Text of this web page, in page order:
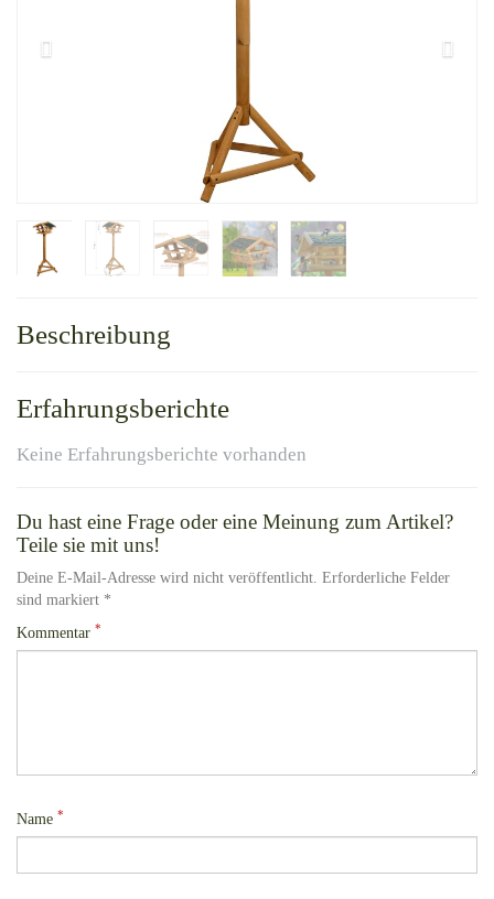
Beschreibung
Erfahrungsberichte
Keine Erfahrungsberichte vorhanden
Du hast eine Frage oder eine Meinung zum Artikel?
Teile sie mit uns!
Deine E-Mail-Adresse wird nicht veröffentlicht. Erforderliche Felder
sind markiert *
Kommentar *
Name *